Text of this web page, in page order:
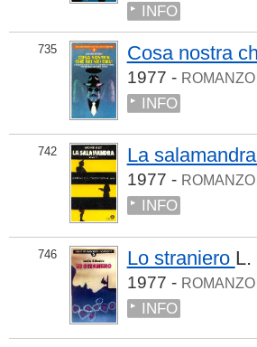
INFO
735 Cosa nostra
1977 - ROMANZO
INFO
742 La salamandra
1977 - ROMANZO
INFO
746 Lo straniero L.
1977 - ROMANZO
INFO